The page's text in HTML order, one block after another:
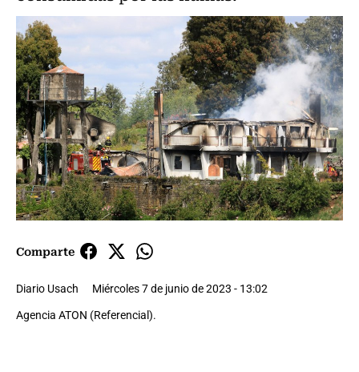
Comparte
Diario Usach
Miércoles 7 de junio de 2023 - 13:02
Agencia ATON (Referencial).